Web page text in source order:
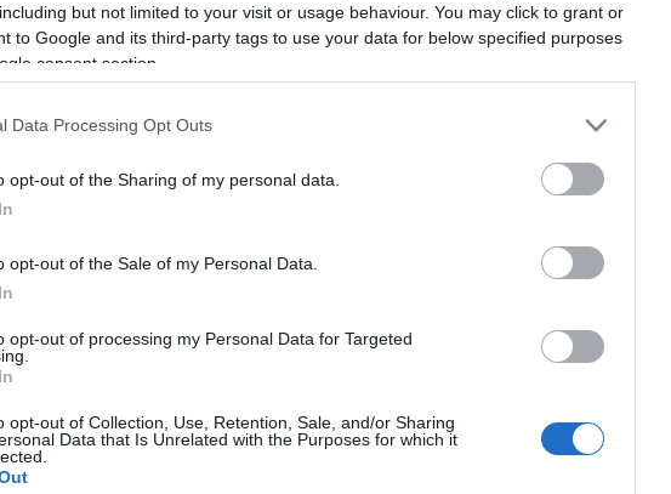
but not limited to your visit or usage behaviour. You may click to grant or
to Google and its third-party tags to use your data for below specified purposes
consent section.
Data Processing Opt Outs
opt-out of the Sharing of my personal data.
opt-out of the Sale of my Personal Data.
opt-out of processing my Personal Data for Targeted
opt-out of Collection, Use, Retention, Sale, and/or Sharing
Data that Is Unrelated with the Purposes for which it
anche una forte componente
arrivano gare ad eliminazione che
mentre ad Agropoli il Tour offre tappe che
per le annate 2010/2011, con la